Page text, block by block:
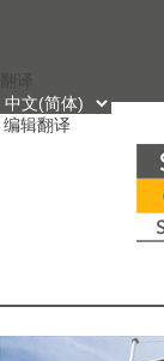
到
内
编辑翻译